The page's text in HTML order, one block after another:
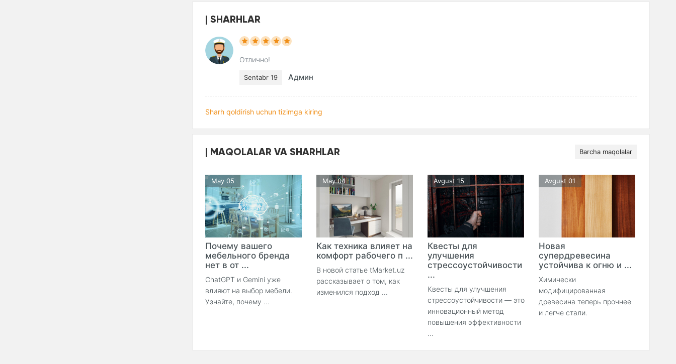
SHARHLAR
Отлично!
Sentabr 19 Админ
Sharh qoldirish uchun tizimga kiring
MAQOLALAR VA SHARHLAR Barcha maqolalar
May 05
Почему вашего
мебельного бренда
нет в от ...
ChatGPT и Gemini уже
влияют на выбор мебели.
Узнайте, почему ...
May 04
Как техника влияет на
комфорт рабочего п ...
В новой статье tMarket.uz
рассказывает о том, как
изменился подход ...
Avgust 15
Квесты для
улучшения
стрессоустойчивости
...
Квесты для улучшения
стрессоустойчивости — это
инновационный метод
повышения эффективности
...
Avgust 01
Новая
супердревесина
устойчива к огню и ...
Химически
модифицированная
древесина теперь прочнее
и легче стали.